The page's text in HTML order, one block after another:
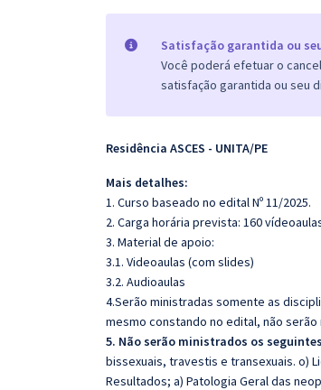
Satisfação garantida ou
Você poderá efetuar o
satisfação garantida ou seu
Residência ASCES - UNITA/PE
Mais detalhes:
1. Curso baseado no edital Nº 11/2025.
2. Carga horária prevista: 160
3. Material de apoio:
3.1. Videoaulas (com slides)
3.2. Audioaulas
4.Serão ministradas somente as
mesmo constando no edital, não serão
5. Não serão ministrados os
bissexuais, travestis e transexuais. o)
Resultados; a) Patologia Geral das